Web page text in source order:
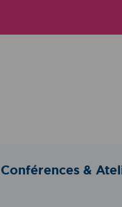
Conférences &